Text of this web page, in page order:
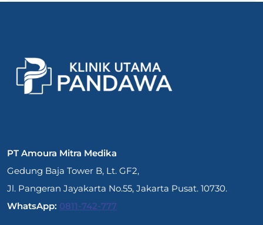
PT Amoura Mitra Medika
Gedung Baja Tower B, Lt. GF2,
Jl. Pangeran Jayakarta No.55, Jakarta Pusat. 10730.
WhatsApp: 0811-742-777